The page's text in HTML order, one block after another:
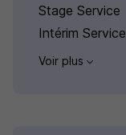
Stage Service
Intérim Service
Voir plus